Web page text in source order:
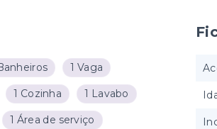
1 Vaga
1 Cozinha 1 Lavabo
1 Área de serviço